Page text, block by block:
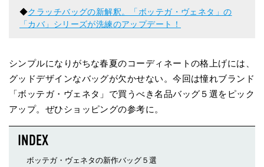
◆クラッチバッグの新解釈。「ボッテガ・ヴェネタ」の
「カバ」シリーズが洗練のアップデート！
シンプルになりがちな春夏のコーディネートの格上げには、
グッドデザインなバッグが欠かせない。今回は憧れブランド
「ボッテガ・ヴェネタ」で買うべき名品バッグ５選をピック
アップ。ぜひショッピングの参考に。
ボッテガ・ヴェネタの新作バッグ５選